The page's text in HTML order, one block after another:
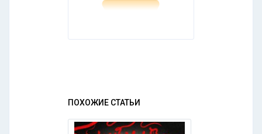
ПОХОЖИЕ СТАТЬИ